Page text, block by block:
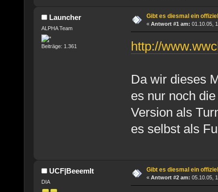
Launcher
ALPHA Team
Beiträge: 1.361
Gibt es diesmal ein
« Antwort #1 am: 01.10.05,
http://
Da wir dieses
es nur noch
Version als
es selbst als
UCF|BeeemIt
DIA
Gibt es diesmal ein
« Antwort #2 am: 05.10.05,